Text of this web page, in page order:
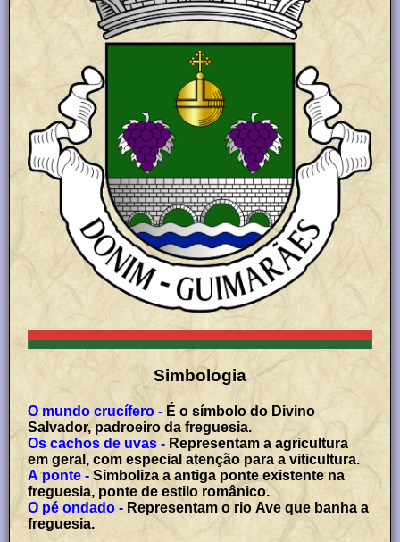
Simbologia
O mundo crucífero - É o símbolo do Divino
Salvador, padroeiro da freguesia.
Os cachos de uvas - Representam a agricultura
em geral, com especial atenção para a viticultura.
A ponte -Simboliza a antiga ponte existente na
freguesia, ponte de estilo românico.
O pé ondado - Representam o rio Ave que banha a
freguesia.